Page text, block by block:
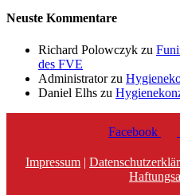
Neuste Kommentare
Richard Polowczyk zu
des FVE
Administratorzu
Daniel Elhs zu
Facebook
Impressum |